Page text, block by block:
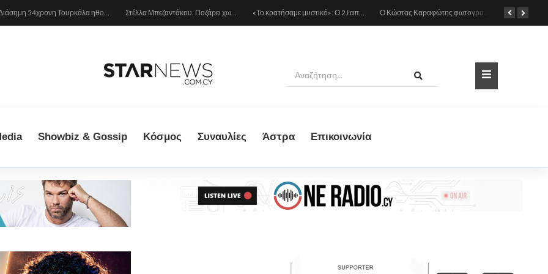
Διάσημη 54χρονη Τουρκάλα ηθοποιός συνελήφθη γιατί φορούσε δονητή στον λαιμό της – «Μου αρέσει να τον έχω πάντα πρόχειρο…» Στέλλα Μπεζαντάκου: Ποζάρει χωρίς φίλτρα και δίνει μια αποστομωτική απάντηση στις γυναίκες που την κράζουν «Το κρατήσαμε μυστικό»: Ο 2J αποκάλυψε πως έγινε πατέρας πριν από έναν μήνα (Βίντεο) Ο Κώστας Καραφώτης φωτογραφίζεται με την κόρη του
Showbiz & Gossip Κόσμος Συναυλίες Άστρα Eπικοινωνία